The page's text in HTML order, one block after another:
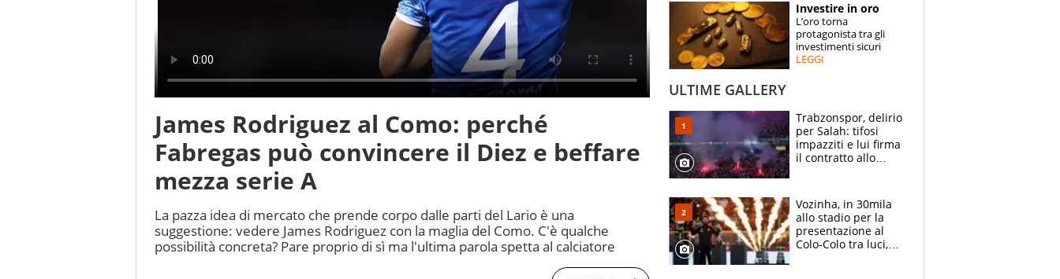
ESPERTI
CONTATTI
James Rodriguez al Como: perché
Fabregas può convincere il Diez e beffare
mezza serie A
La pazza idea di mercato che prende corpo dalle parti del Lario è una
suggestione: vedere James Rodriguez con la maglia del Como. C'è qualche
possibilità concreta? Pare proprio di sì ma l'ultima parola spetta al calciatore
Investire in oro
L’oro torna
protagonista tra gli
investimenti sicuri
LEGGI
ULTIME GALLERY
Trabzonspor, delirio
per Salah: tifosi
impazziti e lui firma
il contratto allo
Vozinha, in 30mila
allo stadio per la
presentazione al
Colo-Colo tra luci,